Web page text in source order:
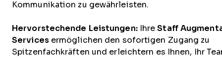
Kommunikation zu gewährleisten.
Hervorstechende Leistungen:IhreStaff
Servicesermöglichen den sofortigen Zugang zu
Spitzenfachkräften und erleichtern es Ihnen, Ihr